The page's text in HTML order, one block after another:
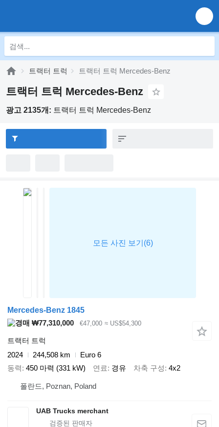
트랙터 트럭 트랙터 트럭 Mercedes-Benz
트랙터 트럭 Mercedes-Benz
광고 2135개: 트랙터 트럭 Mercedes-Benz
Mercedes-Benz 1845
₩77,310,000
€47,000 ≈ US$54,300
트랙터 트럭
2024
244,508 km
Euro 6
동력 450 마력 (331 kW) 연료 경유 차축 구성 4x2
폴란드, Poznan, Poland
UAB Trucks merchant